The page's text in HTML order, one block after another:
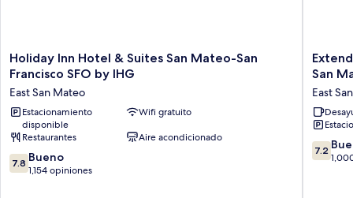
Holiday
Inn
&
Suites
San
Mateo-
San
Francisco
Holiday Inn Hotel & Suites San Mateo-San
Francisco SFO by IHG
East San Mateo
Estacionamiento
disponible
Wifi gratuito
Restaurantes
Aire acondicionado
7.8
de
7.8 Bueno
1,154 opiniones
Stay
Suites
San
San
Mateo
San
East
7.2
de
7.2